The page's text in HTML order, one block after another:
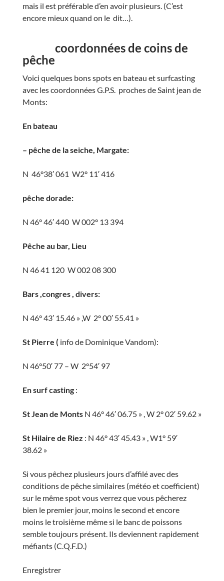
mais il est préférable d’en avoir plusieurs. (C’est
encore mieux quand on le dit…).
coordonnées de coins de
pêche
Voici quelques bons spots en bateau et surfcasting
avec les coordonnées G.P.S. proches de Saint jean de
Monts:
En bateau
– pêche de la seiche, Margate:
N 46°38′ 061 W2° 11′ 416
pêche dorade:
N 46° 46′ 440 W 002° 13 394
Pêche au bar, Lieu
N 46 41 120 W 002 08 300
Bars ,congres , divers:
N 46° 43′ 15.46 » ,W 2° 00′ 55.41 »
St Pierre ( info de Dominique Vandom):
N 46°50′ 77 – W 2°54′ 97
En surf casting :
St Jean de MontsN 46° 46′ 06.75 » , W 2° 02′ 59.62 »
St Hilaire de Riez : N 46° 43′ 45.43 » , W1° 59′
38.62 »
Si vous pêchez plusieurs jours d’affilé avec des
conditions de pêche similaires (météo et coefficient)
sur le même spot vous verrez que vous pêcherez
bien le premier jour, moins le second et encore
moins le troisième même si le banc de poissons
semble toujours présent. Ils deviennent rapidement
méfiants (C.Q.F.D.)
Enregistrer